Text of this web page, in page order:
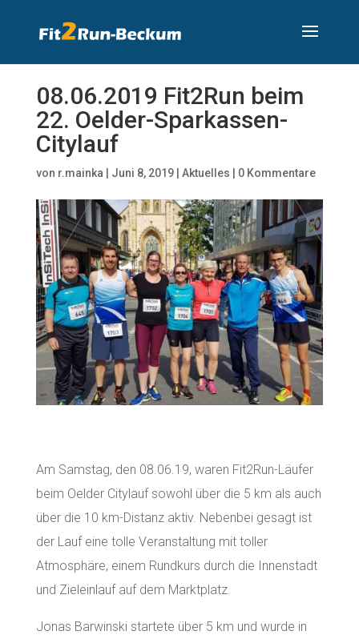
08.06.2019 Fit2Run beim
22. Oelder-Sparkassen-
Citylauf
von r.mainka Juni 8, 2019| Aktuelles 0 Kommentare
Am Samstag, den 08.06.19, waren Fit2Run-Läufer
beim Oelder Citylauf sowohl über die 5 km als auch
über die 10 km-Distanz aktiv. Nebenbei gesagt ist
der Lauf eine tolle Veranstaltung mit toller
Atmosphäre, einem Rundkurs durch die Innenstadt
und Zieleinlauf auf dem Marktplatz.
Jonas Barwinski startete über 5 km und wurde in